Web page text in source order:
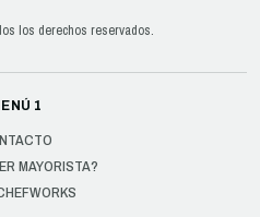
los derechos reservados.
1
MAYORISTA?